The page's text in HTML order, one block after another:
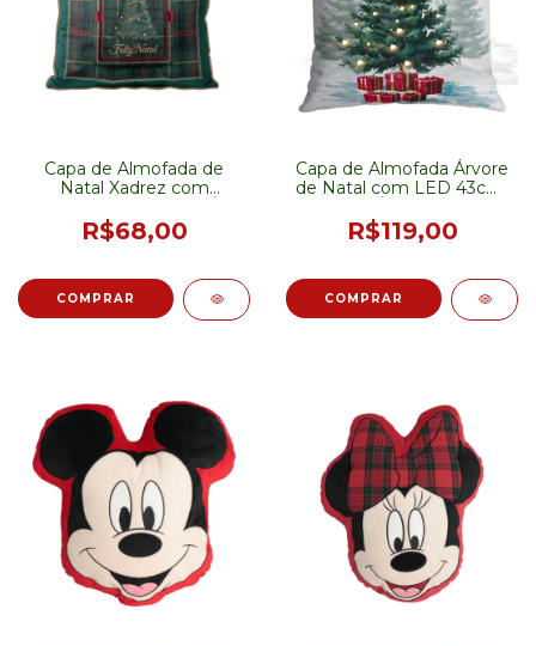
Capa de Almofada de
Natal Xadrez com
VENDA
R$68,00
Capa de Almofada Árvore
de Natal com LED 43cm-
R$119,00